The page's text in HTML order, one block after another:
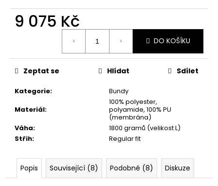
9 075 Kč
DO KOŠÍKU
Kategorie:
Bundy
Materiál:
100% polyester,
polyamide, 100% PU
(membrána)
Váha:
1800 gramů (velikost L)
Střih: Regular fit
Zeptat se Hlídat Sdílet
Popis Související (8) Podobné (8) Diskuze
u
e
m
e
NÁKRČNÍK
DEERHUNTER
FLEECE
130
Kč